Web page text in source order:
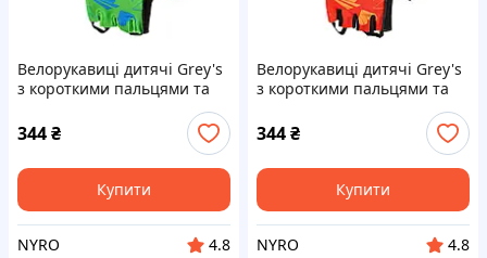
Велорукавиці дитячі Grey's
з короткими пальцями та
зелено-чорні (розмір 9-10)
GR18713 cx.
344₴
Купити
NYRO
4.8
Велорукавиці дитячі Grey's
з короткими пальцями та
червоно-чорні (розмір 9-10)
GR18733 cx.
344₴
Купити
NYRO
4.8